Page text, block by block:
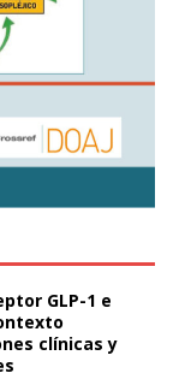
GLP-1 e
clínicas y